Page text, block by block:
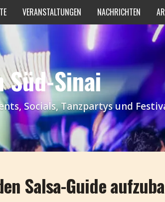
VERANSTALTUNGEN NACHRICHTEN
Süd-Sinai
Socials, Tanzpartys und
Salsa-Guide